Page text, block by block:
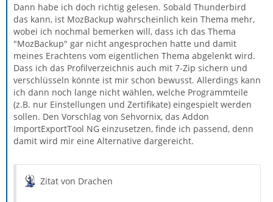
Dann habe ich doch richtig gelesen. Sobald Thunderbird
das kann, ist MozBackup wahrscheinlich kein Thema mehr,
wobei ich nochmal bemerken will, dass ich das Thema
"MozBackup" gar nicht angesprochen hatte und damit
meines Erachtens vom eigentlichen Thema abgelenkt wird.
Dass ich das Profilverzeichnis auch mit 7-Zip sichern und
verschlüsseln könnte ist mir schon bewusst. Allerdings kann
ich dann noch lange nicht wählen, welche Programmteile
(z.B. nur Einstellungen und Zertifikate) eingespielt werden
sollen. Den Vorschlag von Sehvornix, das Addon
ImportExportTool NG einzusetzen, finde ich passend, denn
damit wird mir eine Alternative dargereicht.
Zitat von Drachen